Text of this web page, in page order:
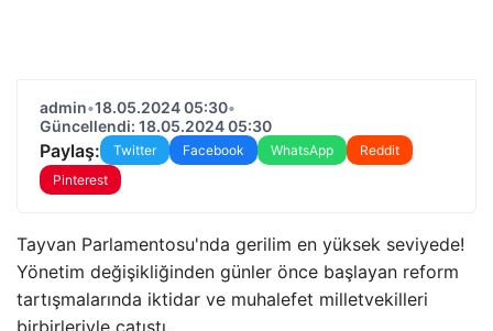
admin•18.05.2024 05:30•
Güncellendi: 18.05.2024 05:30
Paylaş: Twitter Facebook WhatsApp
Reddit
Pinterest
Tayvan Parlamentosu'nda gerilim en yüksek seviyede!
Yönetim değişikliğinden günler önce başlayan reform
tartışmalarında iktidar ve muhalefet milletvekilleri
birbirleriyle çatıştı.